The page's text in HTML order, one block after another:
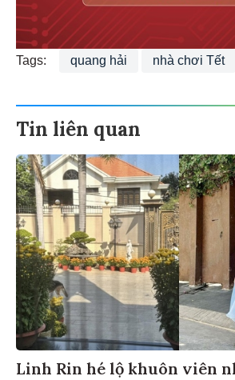
Tags: quang hải nhà chơi Tết
Tin liên quan
Linh Rin hé lộ khuôn viên